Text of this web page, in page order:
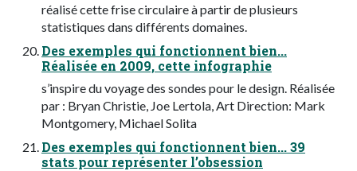
réalisé cette frise circulaire à partir de plusieurs
statistiques dans différents domaines.
Des exemples qui fonctionnent bien...
Réalisée en 2009, cette infographie
s’inspire du voyage des sondes pour le design. Réalisée
par : Bryan Christie, Joe Lertola, Art Direction: Mark
Montgomery, Michael Solita
Des exemples qui fonctionnent bien... 39
stats pour représenter l’obsession